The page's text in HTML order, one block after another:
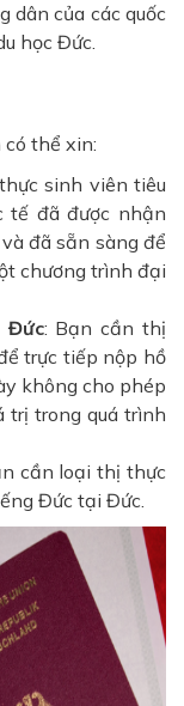
dân của các quốc
học Đức.
thể xin:
sinh viên tiêu
tế đã được nhận
đã sẵn sàng để
chương trình đại
Đức: Bạn cần thị
trực tiếp nộp hồ
không cho phép
trị trong quá trình
cần loại thị thực
Đức tại Đức.